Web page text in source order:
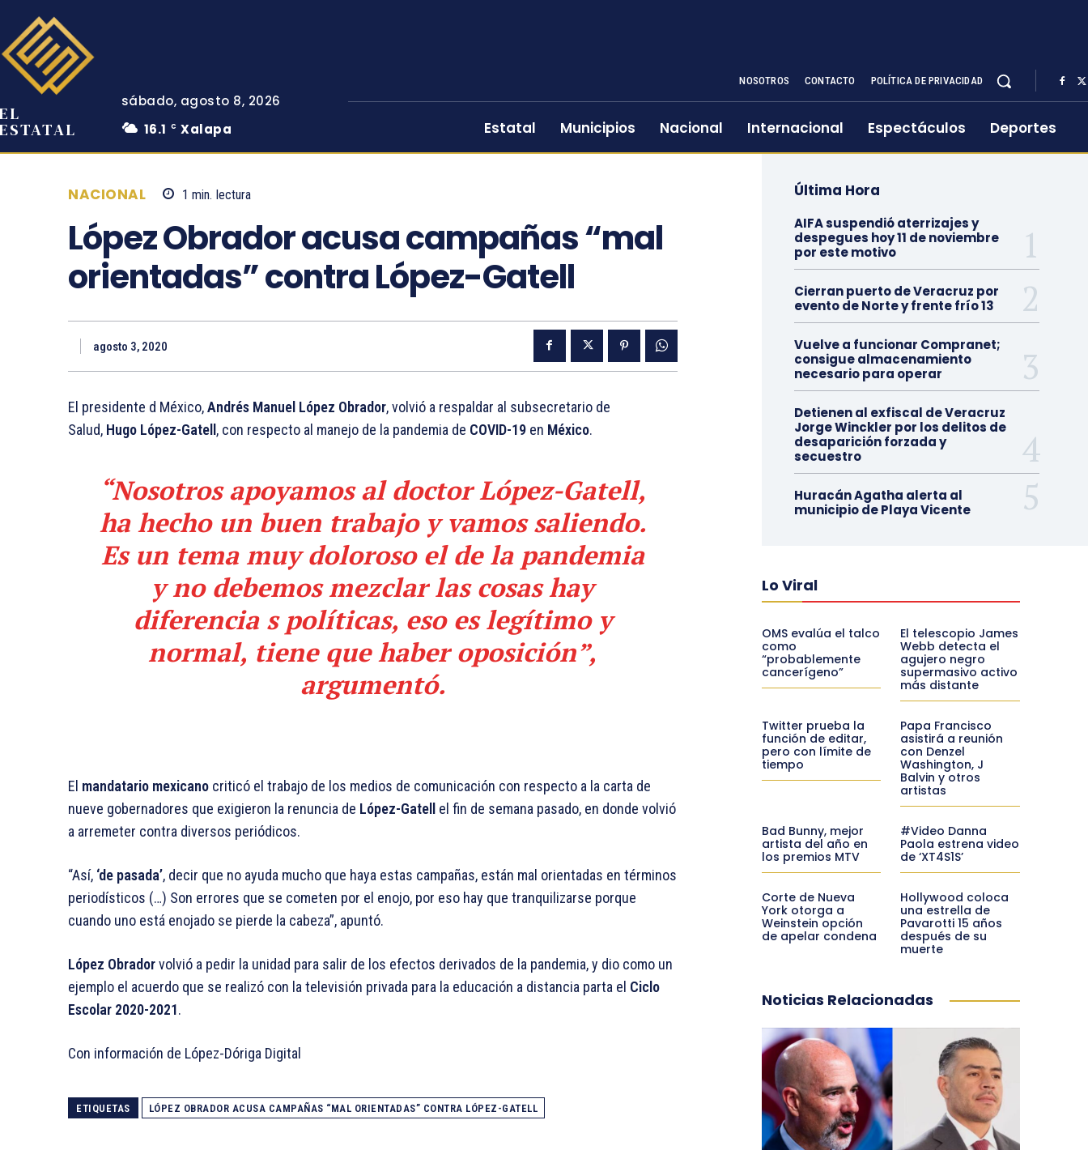
EL
ESTATAL
sábado, agosto 8, 2026
16.1
C Xalapa
NOSOTROS CONTACTO POLÍTICA DE PRIVACIDAD
Estatal Municipios Nacional Internacional Espectáculos Deportes
NACIONAL 1 min. lectura
López Obrador acusa campañas “mal
orientadas” contra López-Gatell
agosto 3, 2020
El presidente d México,Andrés Manuel López Obrador, volvió a respaldar al subsecretario de
Salud, Hugo López-Gatell, con respecto al manejo de la pandemia de COVID-19 en México.
“Nosotros apoyamos al doctor López-Gatell,
ha hecho un buen trabajo y vamos saliendo.
Es un tema muy doloroso el de la pandemia
y no debemos mezclar las cosas hay
diferencia s políticas, eso es legítimo y
normal, tiene que haber oposición”,
argumentó.
El mandatario mexicano criticó el trabajo de los medios de comunicación con respecto a la carta de
nueve gobernadores que exigieron la renuncia de López-Gatell el fin de semana pasado, en donde volvió
a arremeter contra diversos periódicos.
“Así, ‘de pasada’, decir que no ayuda mucho que haya estas campañas, están mal orientadas en términos
periodísticos (…) Son errores que se cometen por el enojo, por eso hay que tranquilizarse porque
cuando uno está enojado se pierde la cabeza”, apuntó.
López Obradorvolvió a pedir la unidad para salir de los efectos derivados de la pandemia, y dio como un
ejemplo el acuerdo que se realizó con la televisión privada para la educación a distancia parta el Ciclo
Escolar 2020-2021.
Con información de López-Dóriga Digital
ETIQUETAS LÓPEZ OBRADOR ACUSA CAMPAÑAS “MAL ORIENTADAS” CONTRA LÓPEZ-GATELL
Última Hora
AIFA suspendió aterrizajes y
despegues hoy 11 de noviembre
por este motivo
Cierran puerto de Veracruz por
evento de Norte y frente frío 13
Vuelve a funcionar Compranet;
consigue almacenamiento
necesario para operar
Detienen al exfiscal de Veracruz
Jorge Winckler por los delitos de
desaparición forzada y
secuestro
Huracán Agatha alerta al
municipio de Playa Vicente
Lo Viral
OMS evalúa el talco
como
“probablemente
cancerígeno”
El telescopio James
Webb detecta el
agujero negro
supermasivo activo
más distante
Twitter prueba la
función de editar,
pero con límite de
tiempo
Papa Francisco
asistirá a reunión
con Denzel
Washington, J
Balvin y otros
artistas
Bad Bunny, mejor
artista del año en
los premios MTV
#Video Danna
Paola estrena video
de ‘XT4S1S’
Corte de Nueva
York otorga a
Weinstein opción
de apelar condena
Hollywood coloca
una estrella de
Pavarotti 15 años
después de su
muerte
Noticias Relacionadas